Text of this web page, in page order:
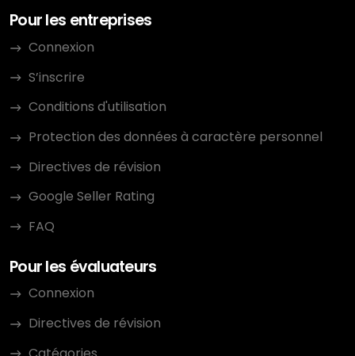
Pour les entreprises
Connexion
S’inscrire
Conditions d'utilisation
Protection des données à caractère personnel
Directives de révision
Google Seller Rating
FAQ
Pour les évaluateurs
Connexion
Directives de révision